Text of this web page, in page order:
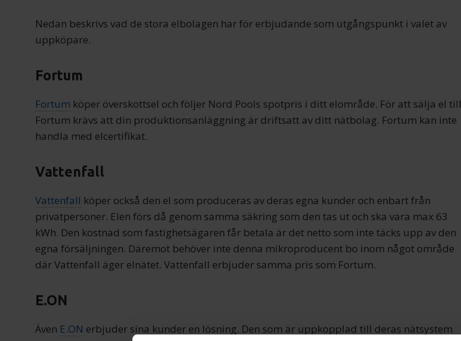
Nedan beskrivs vad de stora elbolagen har för erbjudande som utgångspunkt i valet av
uppköpare.
Fortum
Fortum köper överskottsel och följer Nord Pools spotpris i ditt elområde. För att sälja el till
Fortum krävs att din produktionsanläggning är driftsatt av ditt nätbolag. Fortum kan inte
handla med elcertifikat.
Vattenfall
Vattenfall köper också den el som produceras av deras egna kunder och enbart från
privatpersoner. Elen förs då genom samma säkring som den tas ut och ska vara max 63
kWh. Den kostnad som fastighetsägaren får betala är det netto som inte täcks upp av den
egna försäljningen. Däremot behöver inte denna mikroproducent bo inom något område
där Vattenfall äger elnätet. Vattenfall erbjuder samma pris som Fortum.
E.ON
Även E.ON erbjuder sina kunder en lösning. Den som är uppkopplad till deras nätsystem